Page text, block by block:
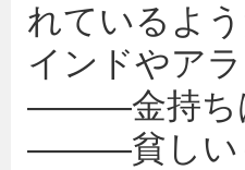
れているよう
インドやア
―――金持ち
―――貧しい